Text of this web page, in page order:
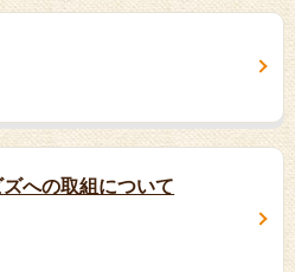
への取組について